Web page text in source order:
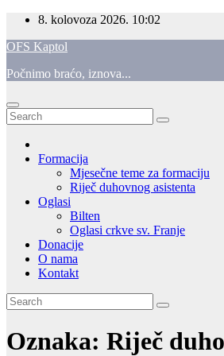
Skip
content
8. kolovoza 2026. 10:02
OFS Kaptol
Počnimo braćo, iznova...
Formacija
Mjesečne teme za formaciju
Riječ duhovnog asistenta
Oglasi
Bilten
Oglasi crkve sv. Franje
Donacije
O nama
Kontakt
Oznaka: Riječ